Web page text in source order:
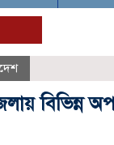
বিভিন্ন